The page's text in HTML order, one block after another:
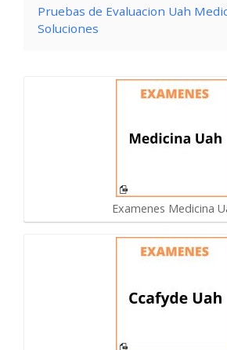
Pruebas de Evaluacion Uah
Soluciones
Examenes Medicina